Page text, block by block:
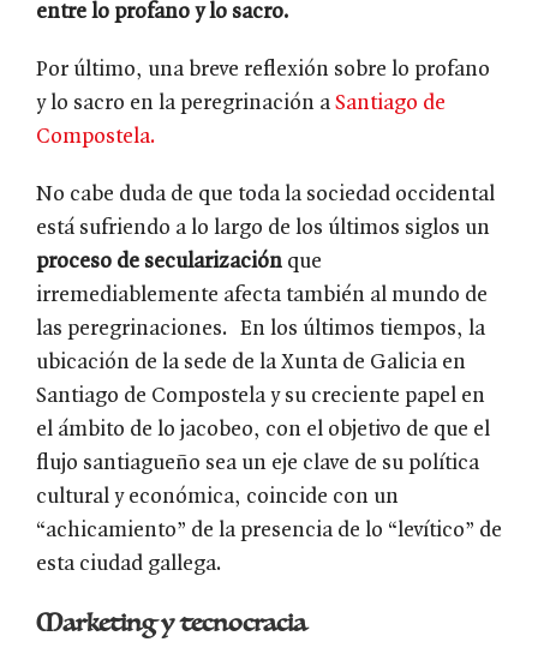
entre lo profano y lo sacro.
Por último, una breve reflexión sobre lo profano
y lo sacro en la peregrinación a Santiago de
Compostela.
No cabe duda de que toda la sociedad occidental
está sufriendo a lo largo de los últimos siglos un
proceso de secularización que
irremediablemente afecta también al mundo de
las peregrinaciones. En los últimos tiempos, la
ubicación de la sede de la Xunta de Galicia en
Santiago de Compostela y su creciente papel en
el ámbito de lo jacobeo, con el objetivo de que el
flujo santiagueño sea un eje clave de su política
cultural y económica, coincide con un
“achicamiento” de la presencia de lo “levítico” de
esta ciudad gallega.
Marketing y tecnocracia